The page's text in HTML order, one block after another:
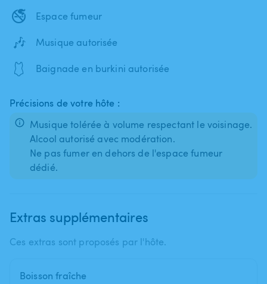
🚭 Espace fumeur
🎶 Musique autorisée
🩱 Baignade en burkini autorisée
Précisions de votre hôte :
Musique tolérée à volume respectant le voisinage.
Alcool autorisé avec modération.
Ne pas fumer en dehors de l'espace fumeur
dédié.
Extras supplémentaires
Ces extras sont proposés par l'hôte.
Boisson fraîche